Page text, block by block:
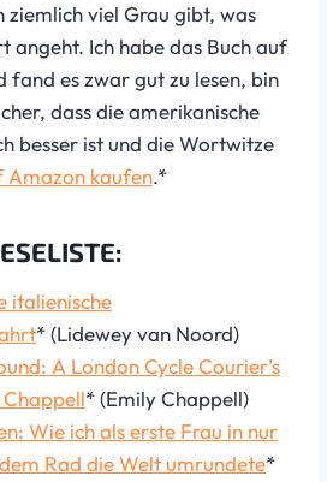
ziemlich viel Grau gibt, was
angeht. Ich habe das Buch auf
fand es zwar gut zu lesen, bin
dass die amerikanische
besser ist und die Wortwitze
Amazon kaufen.*
italienische
* (Lidewey van Noord)
A London Cycle Courier’s
* (Emily Chappell)
Wie ich als erste Frau in nur
Rad die Welt umrundete*